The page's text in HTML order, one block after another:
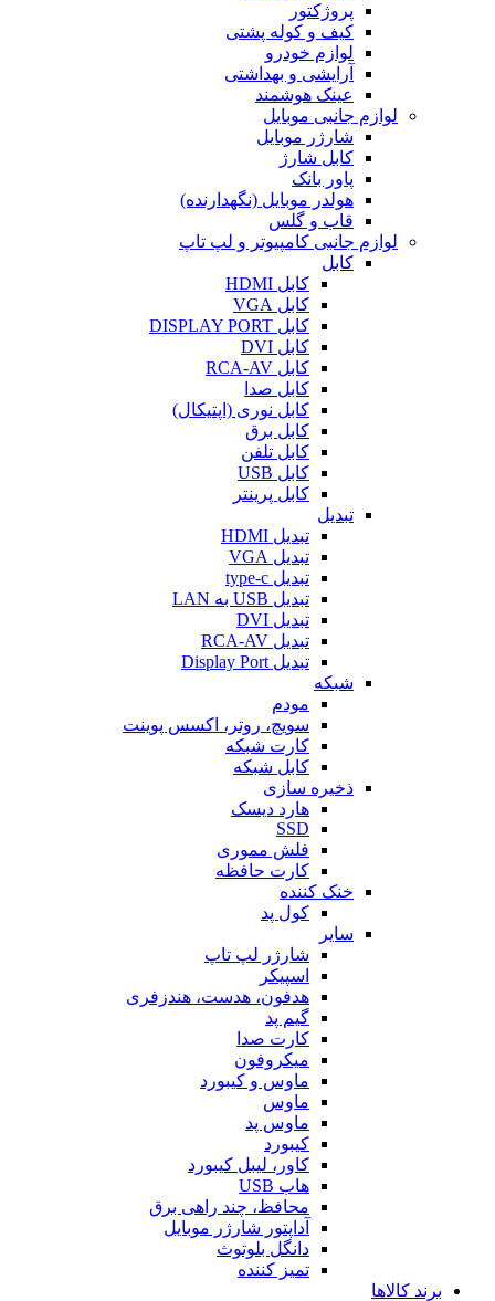
پروژکتور
کیف و کوله پشتی
لوازم خودرو
آرایشی و بهداشتی
عینک هوشمند
لوازم جانبی موبایل
شارژر موبایل
کابل شارژ
پاور بانک
هولدر موبایل (نگهدارنده)
قاب و گلس
لوازم جانبی کامپیوتر و لپ تاپ
کابل
کابل HDMI
کابل VGA
کابل DISPLAY PORT
کابل DVI
کابل RCA-AV
کابل صدا
کابل نوری (اپتیکال)
کابل برق
کابل تلفن
کابل USB
کابل پرینتر
تبدیل
تبدیل HDMI
تبدیل VGA
تبدیل type-c
تبدیل USB به LAN
تبدیل DVI
تبدیل RCA-AV
تبدیل Display Port
شبکه
مودم
سویچ، روتر، اکسس پوینت
کارت شبکه
کابل شبکه
ذخیره سازی
هارد دیسک
SSD
فلش مموری
کارت حافظه
خنک کننده
کول پد
سایر
شارژر لپ تاپ
اسپیکر
هدفون، هدست، هندزفری
گیم پد
کارت صدا
میکروفون
ماوس و کیبورد
ماوس
ماوس پد
کیبورد
کاور، لیبل کیبورد
هاب USB
محافظ، چند راهی برق
آداپتور شارژر موبایل
دانگل بلوتوث
تمیز کننده
برند کالاها